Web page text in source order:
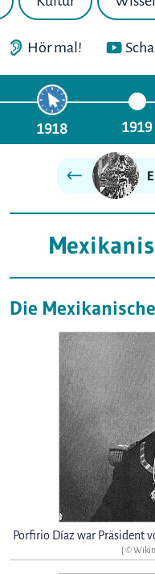
Hör mal!
1918 1919
Die
Porfirio Díaz war Präsident
[ ©